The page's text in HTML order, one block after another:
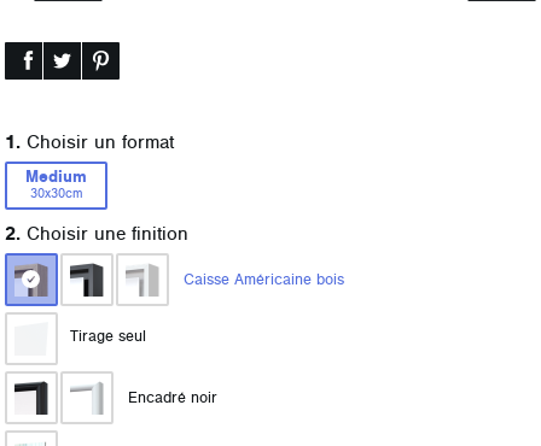
1. Choisir un format
Medium
30x30cm
2. Choisir une finition
Caisse Américaine bois
Tirage seul
Encadrénoir